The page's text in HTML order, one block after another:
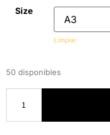
Size
Limpiar
50 disponibles